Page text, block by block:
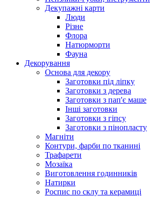
Декупажні карти
Люди
Різне
Флора
Натюрморти
Фауна
Декорування
Основа для декору
Заготовки під ліпку
Заготовки з дерева
Заготовки з пап'є маше
Інші заготовки
Заготовки з гіпсу
Заготовки з пінопласту
Магніти
Контури, фарби по тканині
Трафарети
Мозаїка
Виготовлення годинників
Натирки
Роспис по склу та керамиці